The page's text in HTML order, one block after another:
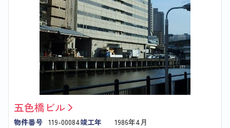
五色橋ビル
物件番号 119-00084竣工年
1986年4月